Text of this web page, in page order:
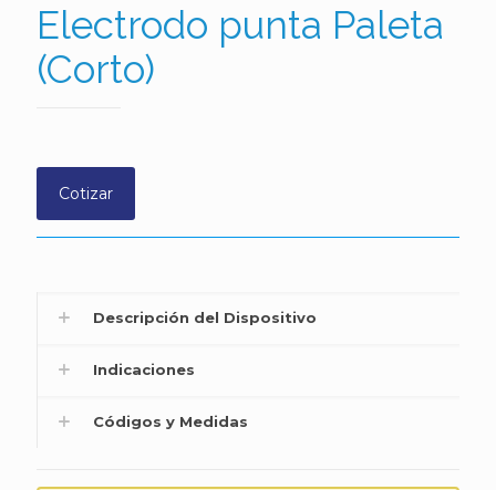
Electrodo punta Paleta
(Corto)
Cotizar
Descripción del Dispositivo
Indicaciones
Códigos y Medidas